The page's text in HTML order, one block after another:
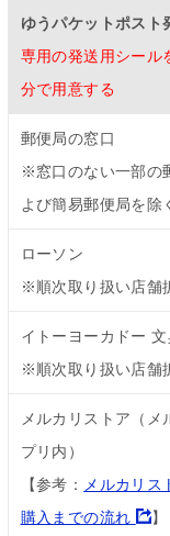
ゆうパケットポスト
専用の発送用シール
分で用意する
郵便局の窓口
※窓口のない一部の
よび簡易郵便局を除
ローソン
※順次取り扱い店舗
イトーヨーカドー
※順次取り扱い店舗
メルカリストア（メ
プリ内）
【参考：
メルカリス
購入までの流れ
】